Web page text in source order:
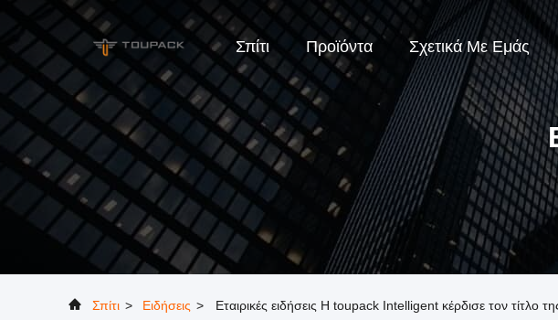
Σπίτι Προϊόντα Σχετικά Με Εμάς
Σπίτι > Ειδήσεις > Εταιρικές ειδήσεις Η toupack Intelligent κέρδισε τον τίτλο